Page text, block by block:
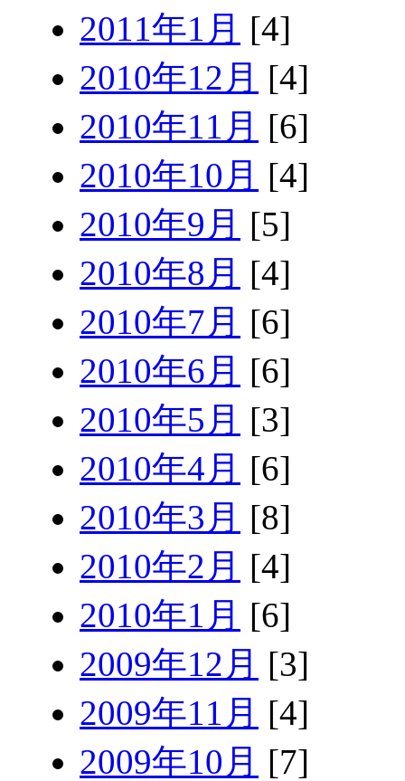
2011年1月 [4]
2010年12月 [4]
2010年11月 [6]
2010年10月 [4]
2010年9月 [5]
2010年8月 [4]
2010年7月 [6]
2010年6月 [6]
2010年5月 [3]
2010年4月 [6]
2010年3月 [8]
2010年2月 [4]
2010年1月 [6]
2009年12月 [3]
2009年11月 [4]
2009年10月 [7]